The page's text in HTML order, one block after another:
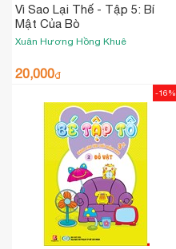
Vì Sao Lại Thế - Tập 5: Bí
Mật Của Bò
Xuân Hương Hồng Khuê
20,000₫
-16%